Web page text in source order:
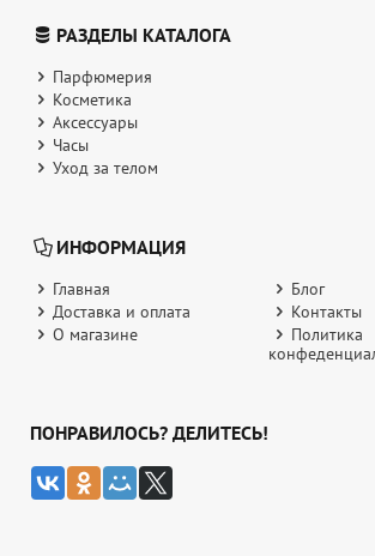
РАЗДЕЛЫ КАТАЛОГА
Парфюмерия
Косметика
Аксессуары
Часы
Уход за телом
ИНФОРМАЦИЯ
Главная
Блог
Доставка и оплата
Контакты
О магазине
Политика
ПОНРАВИЛОСЬ? ДЕЛИТЕСЬ!